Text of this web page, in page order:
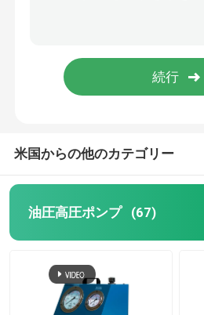
米国からの他のカテゴリー
油圧高圧ポンプ (67)